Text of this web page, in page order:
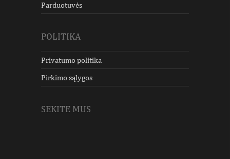
Parduotuvės
POLITIKA
Privatumo politika
Pirkimo sąlygos
SEKITE MUS